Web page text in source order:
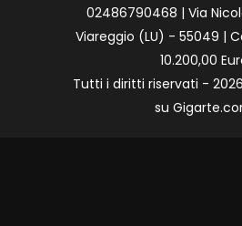
02486790468 | Via
Viareggio (LU) - 55049 |
10.200,00
Tutti i diritti riservati -
su